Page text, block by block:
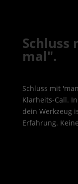
Schluss
mal".
Schluss mit
Klarheits-Call.
dein Werkzeug
Erfahrung.